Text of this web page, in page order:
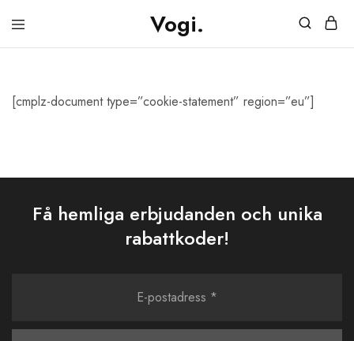
Vogi.
Vogi.se
Möbler
[cmplz-document type=”cookie-statement” region=”eu”]
Få hemliga erbjudanden och unika
rabattkoder!